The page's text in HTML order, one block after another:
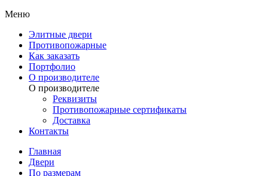
Меню
Элитные двери
Противопожарные
Как заказать
Портфолио
О производителе
О производителе
Реквизиты
Противопожарные сертификаты
Доставка
Контакты
Главная
Двери
По размерам